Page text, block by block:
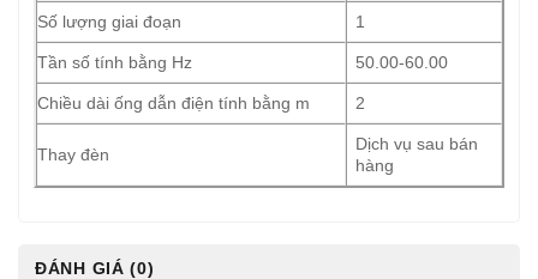
Số lượng giai đoạn 1
Tần số tính bằng Hz 50.00-60.00
Chiều dài ống dẫn điện tính bằng m 2
Thay đèn
Dịch vụ sau bán
hàng
ĐÁNH GIÁ (0)